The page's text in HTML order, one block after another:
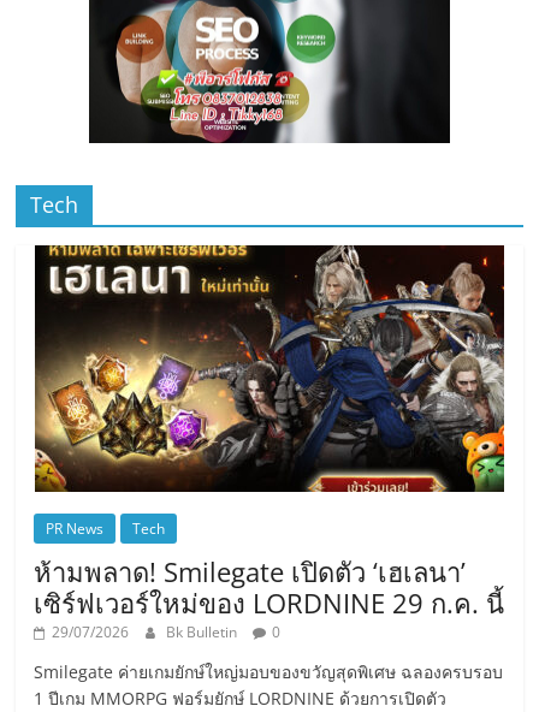
Tech
PR News Tech
ห้ามพลาด! Smilegate เปิดตัว ‘เฮเลนา’
เซิร์ฟเวอร์ใหม่ของ LORDNINE 29 ก.ค. นี้
29/07/2026 Bk Bulletin 0
Smilegate ค่ายเกมยักษ์ใหญ่มอบของขวัญสุดพิเศษ ฉลองครบรอบ
1 ปีเกม MMORPG ฟอร์มยักษ์ LORDNINE ด้วยการเปิดตัว